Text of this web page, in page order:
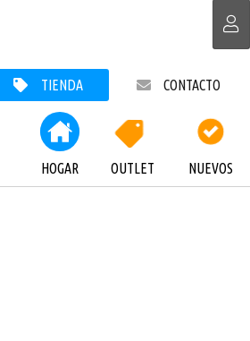
TIENDA CONTACTO
HOGAR OUTLET NUEVOS